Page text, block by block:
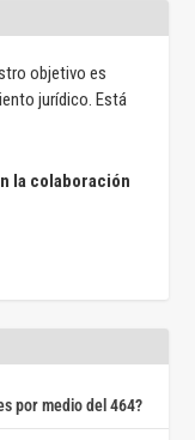
objetivo es
jurídico. Está
la colaboración
por medio del 464?